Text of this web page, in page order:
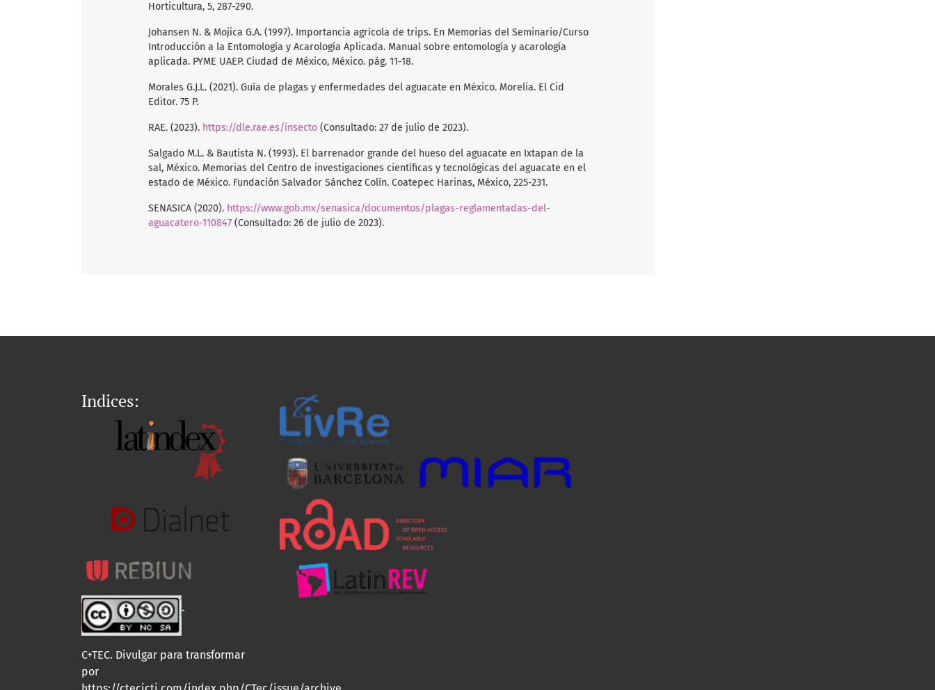
Horticultura, 5, 287-290.
Johansen N. & Mojica G.A. (1997). Importancia agrícola de trips. En Memorias del Seminario/Curso
Introducción a la Entomología y Acarología Aplicada. Manual sobre entomología y acarología
aplicada. PYME UAEP. Ciudad de México, México. pág. 11-18.
Morales G.J.L. (2021). Guía de plagas y enfermedades del aguacate en México. Morelia. El Cid
Editor. 75 P.
RAE. (2023). https://dle.rae.es/insecto (Consultado: 27 de julio de 2023).
Salgado M.L. & Bautista N. (1993). El barrenador grande del hueso del aguacate en Ixtapan de la
sal, México. Memorias del Centro de investigaciones científicas y tecnológicas del aguacate en el
estado de México. Fundación Salvador Sánchez Colín. Coatepec Harinas, México, 225-231.
SENASICA (2020). https://www.gob.mx/senasica/documentos/plagas-reglamentadas-del-
aguacatero-110847 (Consultado: 26 de julio de 2023).
Indices:
`
C+TEC. Divulgar para transformar
por